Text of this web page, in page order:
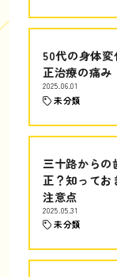
50代の身体変
正治療の痛み
2025.06.01
未分類
三十路からの
正？知ってお
注意点
2025.05.31
未分類